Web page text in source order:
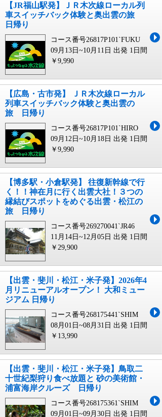
【JR福山駅発】ＪＲ木次線ローカル列
車スイッチバック体験と奥出雲の旅
日帰り
コース番号26817P101`FUKU
09月13日~10月11日 出発 1日間
￥9,990
【広島・古市発】 ＪＲ木次線ローカル
列車スイッチバック体験と奥出雲の
旅 日帰り
コース番号26817P101`HIRO
09月12日~10月18日 出発 1日間
￥9,990
【博多駅・小倉駅発】 往復新幹線で行
く！！神在月に行く出雲大社！３つの
縁結びスポットをめぐる出雲・松江の
旅 日帰り
コース番号269270041`JR46
11月14日~12月05日 出発 1日間
￥29,900
【出雲・斐川・松江・米子発】2026年4
月リニューアルオープン！ 大和ミュー
ジアム 日帰り
コース番号268175441`SHIM
08月01日~08月31日 出発 1日間
￥13,990
【出雲・斐川・松江・米子発】鳥取二
十世紀梨狩り食べ放題と 砂の美術館・
浦富海岸クルーズ 日帰り
コース番号268175361`SHIM
09月01日~09月30日 出発 1日間